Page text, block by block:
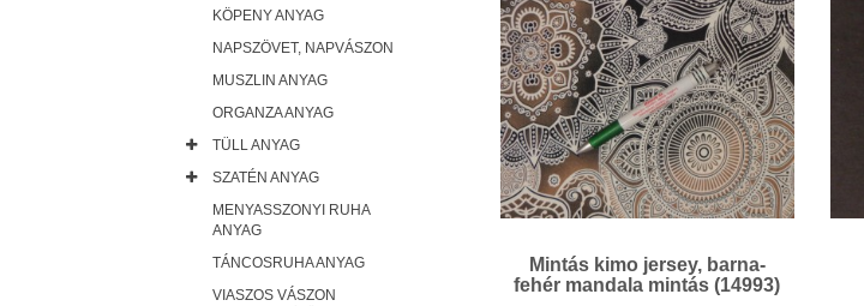
Mintás kimo jersey, barna-
fehér mandala mintás (14993)
KÖPENY ANYAG
NAPSZÖVET, NAPVÁSZON
MUSZLIN ANYAG
ORGANZA ANYAG
TÜLL ANYAG
SZATÉN ANYAG
MENYASSZONYI RUHA
ANYAG
TÁNCOSRUHA ANYAG
VIASZOS VÁSZON